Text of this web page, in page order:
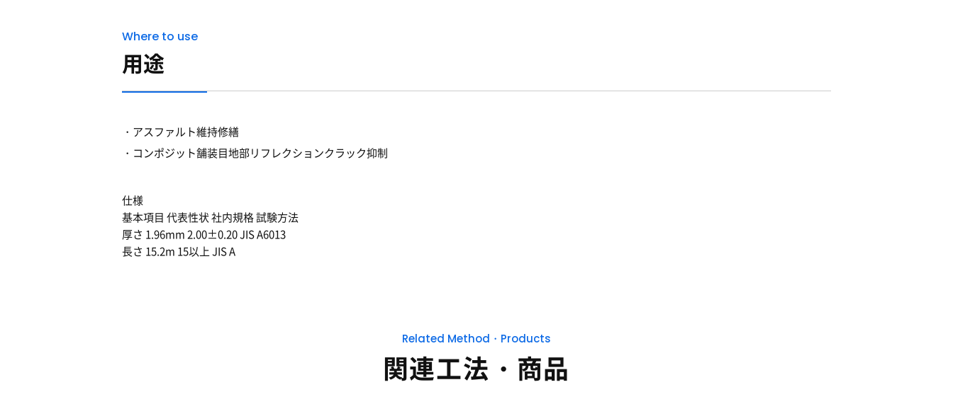
Where to use
用途
アスファルト維持修繕
コンポジット舗装目地部リフレクションクラック抑制
仕様
基本項目 代表性状 社内規格 試験方法
厚さ 1.96mm 2.00±0.20 JIS A6013
長さ 15.2m 15以上 JIS A
Related Method・Products
関連工法・商品